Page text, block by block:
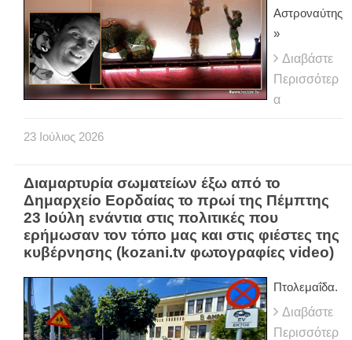
Αστροναύτης
»
Διαβάστε
Περισσότερ
α
23 Ιούλιος 2026
Διαμαρτυρία σωματείων έξω από το
Δημαρχείο Εορδαίας το πρωί της Πέμπτης
23 Ιούλη ενάντια στις πολιτικές που
ερήμωσαν τον τόπο μας και στις φιέστες της
κυβέρνησης (kozani.tv φωτογραφίες video)
Πτολεμαΐδα.
Διαβάστε
Περισσότερ